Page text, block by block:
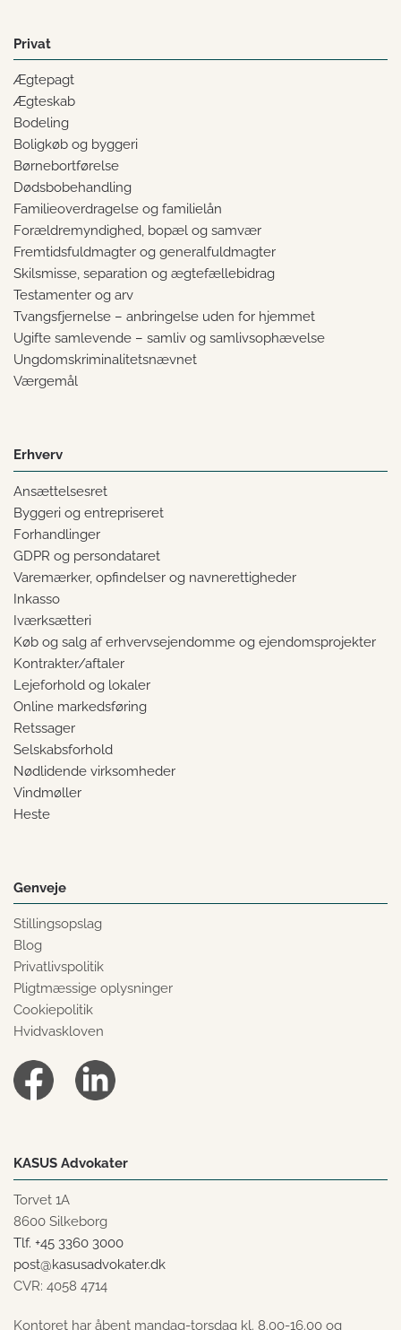
Privat
Ægtepagt
Ægteskab
Bodeling
Boligkøb og byggeri
Børnebortførelse
Dødsbobehandling
Familieoverdragelse og familielån
Forældremyndighed, bopæl og samvær
Fremtidsfuldmagter og generalfuldmagter
Skilsmisse, separation og ægtefællebidrag
Testamenter og arv
Tvangsfjernelse – anbringelse uden for hjemmet
Ugifte samlevende – samliv og samlivsophævelse
Ungdomskriminalitetsnævnet
Værgemål
Erhverv
Ansættelsesret
Byggeri og entrepriseret
Forhandlinger
GDPR og persondataret
Varemærker, opfindelser og navnerettigheder
Inkasso
Iværksætteri
Køb og salg af erhvervsejendomme og ejendomsprojekter
Kontrakter/aftaler
Lejeforhold og lokaler
Online markedsføring
Retssager
Selskabsforhold
Nødlidende virksomheder
Vindmøller
Heste
Genveje
Stillingsopslag
Blog
Privatlivspolitik
Pligtmæssige oplysninger
Cookiepolitik
Hvidvaskloven
KASUS Advokater
Torvet 1A
8600 Silkeborg
Tlf. +45 3360 3000
post@kasusadvokater.dk
CVR: 4058 4714
Kontoret har åbent mandag-torsdag kl. 8.00-16.00 og